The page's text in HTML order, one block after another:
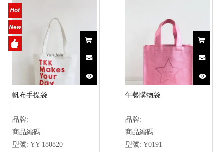
帆布手提袋
品牌:
商品編碼:
型號: YY-180820
午餐購物袋
品牌:
商品編碼:
型號: Y0191